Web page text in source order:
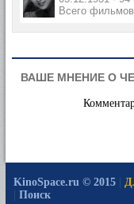
Всего
ВАШЕ МНЕНИЕ О
KinoSpace.ru © 2015
Поиск